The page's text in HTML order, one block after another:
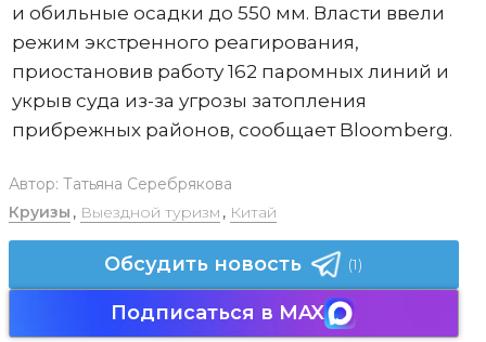
и обильные осадки до 550 мм. Власти ввели
режим экстренного реагирования,
приостановив работу 162 паромных линий и
укрыв суда из-за угрозы затопления
прибрежных районов, сообщает Bloomberg.
Автор: Татьяна Серебрякова
Круизы , Выездной туризм , Китай
Обсудить новость (1)
Подписаться в MAX